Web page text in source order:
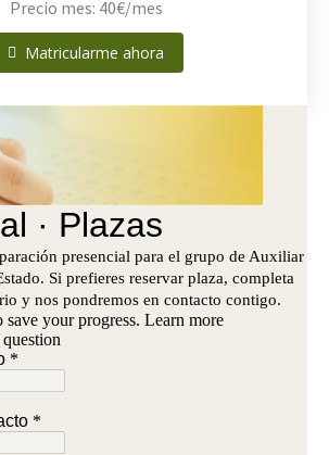
Precio mes: 40€/mes
Matricularme ahora